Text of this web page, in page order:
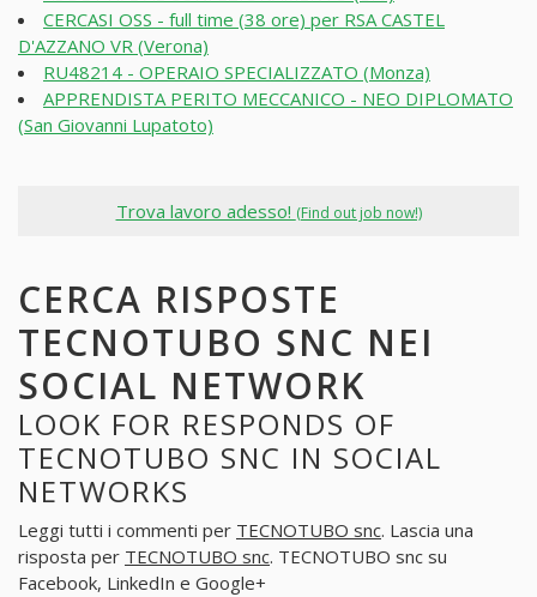
CERCASI OSS - full time (38 ore) per RSA CASTEL
D'AZZANO VR (Verona)
RU48214 - OPERAIO SPECIALIZZATO (Monza)
APPRENDISTA PERITO MECCANICO - NEO DIPLOMATO
(San Giovanni Lupatoto)
Trova lavoro adesso! (Find out job now!)
CERCA RISPOSTE
TECNOTUBO SNC NEI
SOCIAL NETWORK
LOOK FOR RESPONDS OF
TECNOTUBO SNC IN SOCIAL
NETWORKS
Leggi tutti i commenti per TECNOTUBO snc. Lascia una
risposta per TECNOTUBO snc. TECNOTUBO snc su
Facebook, LinkedIn e Google+